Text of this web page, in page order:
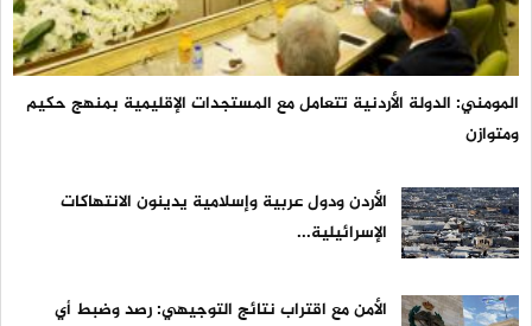
المومني: الدولة الأردنية تتعامل مع المستجدات الإقليمية بمنهج حكيم
ومتوازن
الأردن ودول عربية وإسلامية يدينون الانتهاكات
الإسرائيلية...
الأمن مع اقتراب نتائج التوجيهي: رصد وضبط أي